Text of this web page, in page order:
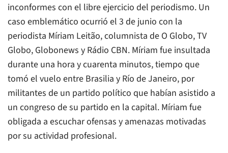
inconformes con el libre ejercicio del periodismo. Un
caso emblemático ocurrió el 3 de junio con la
periodista Míriam Leitão, columnista de O Globo, TV
Globo, Globonews y Rádio CBN. Míriam fue insultada
durante una hora y cuarenta minutos, tiempo que
tomó el vuelo entre Brasilia y Río de Janeiro, por
militantes de un partido político que habían asistido a
un congreso de su partido en la capital. Míriam fue
obligada a escuchar ofensas y amenazas motivadas
por su actividad profesional.